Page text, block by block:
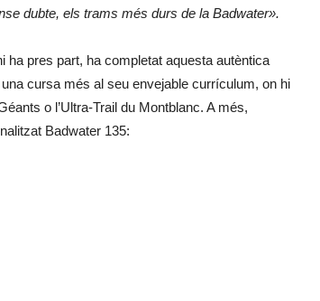
dubte, els trams més durs de la Badwater».
ha pres part, ha completat aquesta autèntica
cursa més al seu envejable currículum, on hi
o l’Ultra-Trail du Montblanc. A més,
Badwater 135: